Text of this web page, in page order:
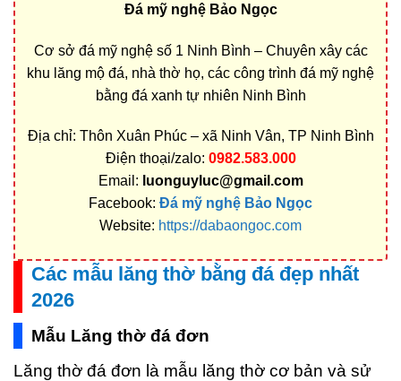
Đá mỹ nghệ Bảo Ngọc
Cơ sở đá mỹ nghệ số 1 Ninh Bình – Chuyên xây các
khu lăng mộ đá, nhà thờ họ, các công trình đá mỹ nghệ
bằng đá xanh tự nhiên Ninh Bình
Địa chỉ: Thôn Xuân Phúc – xã Ninh Vân, TP Ninh Bình
Điện thoại/zalo: 0982.583.000
Email: luonguyluc@gmail.com
Facebook: Đá mỹ nghệ Bảo Ngọc
Website: https://dabaongoc.com
Các mẫu lăng thờ bằng đá đẹp nhất
2026
Mẫu Lăng thờ đá đơn
Lăng thờ đá đơn là mẫu lăng thờ cơ bản và sử